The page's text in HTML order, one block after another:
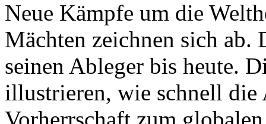
Neue Kämpfe um die
Mächten zeichnen sich
seinen Ableger bis heute.
illustrieren, wie schnell die
Vorherrschaft zum